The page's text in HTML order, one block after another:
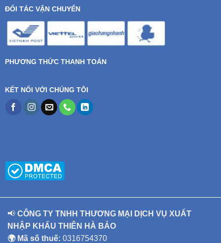
ĐỐI TÁC VẬN CHUYỂN
PHƯƠNG THỨC THANH TOÁN
KẾT NỐI VỚI CHÚNG TÔI
📢 CÔNG TY TNHH THƯƠNG MẠI DỊCH VỤ XUẤT
NHẬP KHẨU THIÊN HÀ BẢO
🌍 Mã số thuế: 0316754370